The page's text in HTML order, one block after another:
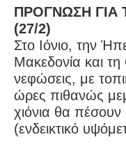
ΠΡΟΓΝΩΣΗ ΓΙΑ
(27/2)
Στο Ιόνιο, την
Μακεδονία και
νεφώσεις, με
ώρες πιθανώς
χιόνια θα πέσουν
(ενδεικτικό